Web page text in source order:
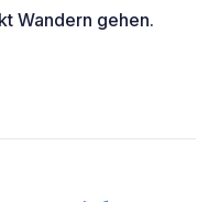
Wandern gehen.